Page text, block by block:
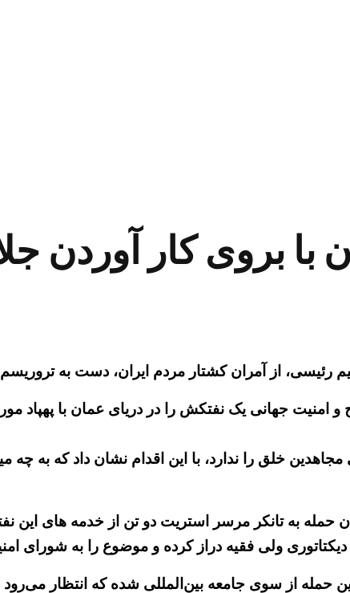
با بروی کار آوردن
رئیسی، از آمران کشتار مردم ایران، دست به تروریسم
امنیت جهانی یک نفتکش را در دریای عمان با پهپاد
خلق را ندارد، با این اقدام نشان داد که به
حمله به تانکر مرسر استریت دو تن از خدمه های این
ولی فقیه دراز کرده و موضوع را به شورای
حمله از سوی جامعه بین‌المللی شده که انتظار